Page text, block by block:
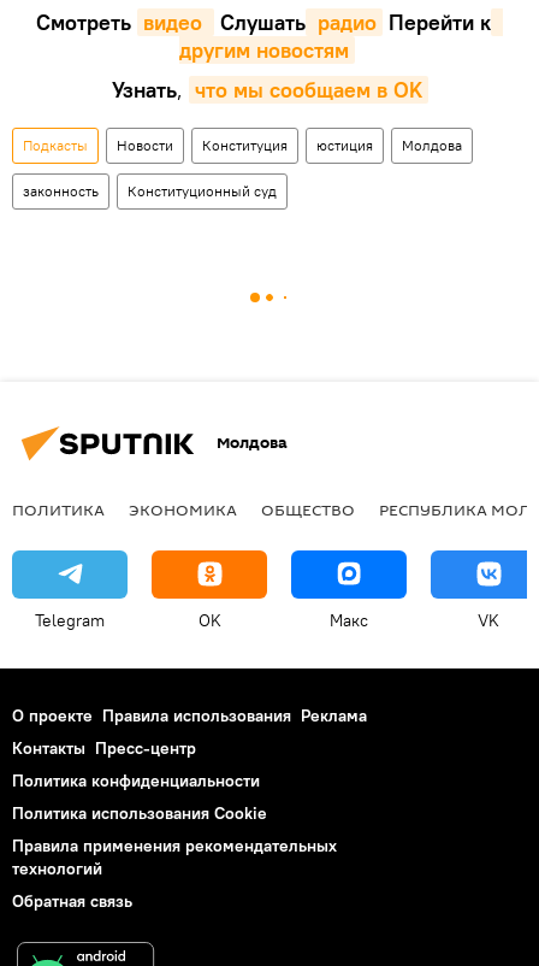
Смотреть видео Cлушать радио Перейти к
другим новостям
Узнать, что мы сообщаем в OK
Подкасты Новости Конституция юстиция Молдова
законность Конституционный суд
Молдова
ПОЛИТИКА ЭКОНОМИКА ОБЩЕСТВО РЕСПУБЛИКА
Telegram OK Макс VK
О проекте Правила использования Реклама
Контакты Пресс-центр
Политика конфиденциальности
Политика использования Cookie
Правила применения рекомендательных
технологий
Обратная связь